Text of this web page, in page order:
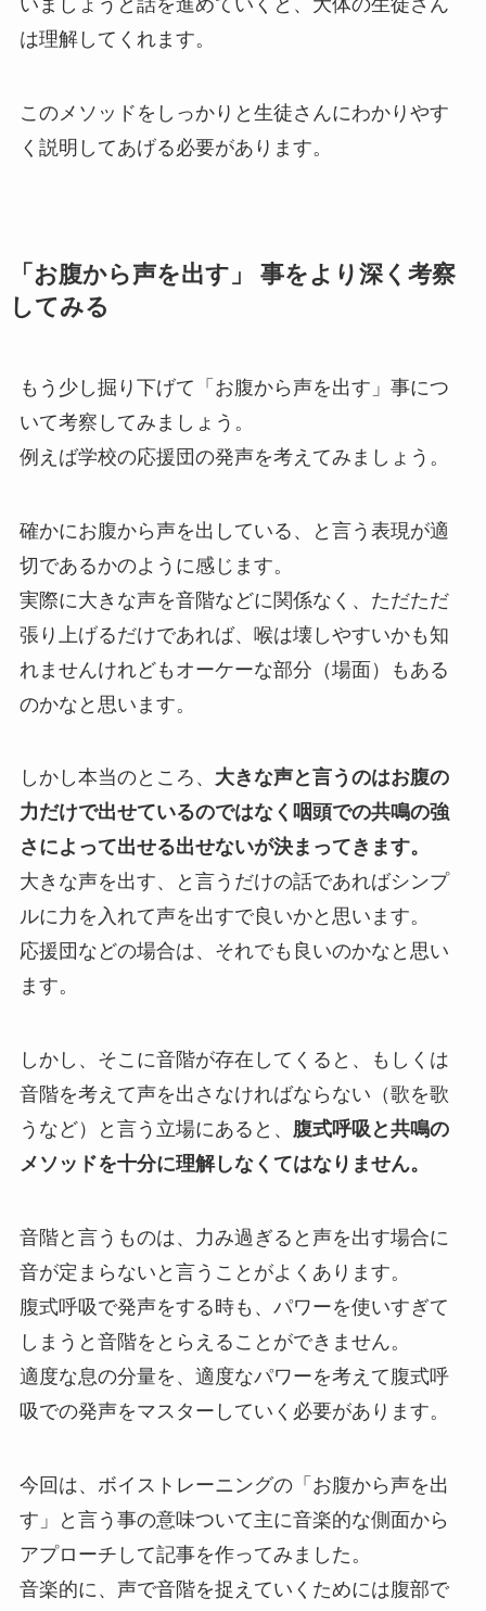
は理解してくれます。
このメソッドをしっかりと生徒さんにわかりやす
く説明してあげる必要があります。
「お腹から声を出す」 事をより深く考察
してみる
もう少し掘り下げて「お腹から声を出す」事につ
いて考察してみましょう。
例えば学校の応援団の発声を考えてみましょう。
確かにお腹から声を出している、と言う表現が適
切であるかのように感じます。
実際に大きな声を音階などに関係なく、ただただ
張り上げるだけであれば、喉は壊しやすいかも知
れませんけれどもオーケーな部分（場面）もある
のかなと思います。
しかし本当のところ、 大きな声と言うのはお腹の
力だけで出せているのではなく咽頭での共鳴の強
さによって出せる出せないが決まってきます。
大きな声を出す、と言うだけの話であればシンプ
ルに力を入れて声を出すで良いかと思います。
応援団などの場合は、それでも良いのかなと思い
ます。
しかし、そこに音階が存在してくると、もしくは
音階を考えて声を出さなければならない（歌を歌
うなど）と言う立場にあると、 腹式呼吸と共鳴の
メソッドを十分に理解しなくてはなりません。
音階と言うものは、力み過ぎると声を出す場合に
音が定まらないと言うことがよくあります。
腹式呼吸で発声をする時も、パワーを使いすぎて
しまうと音階をとらえることができません。
適度な息の分量を、適度なパワーを考えて腹式呼
吸での発声をマスターしていく必要があります。
今回は、ボイストレーニングの「お腹から声を出
す」と言う事の意味ついて主に音楽的な側面から
アプローチして記事を作ってみました。
音楽的に、声で音階を捉えていくためには腹部で